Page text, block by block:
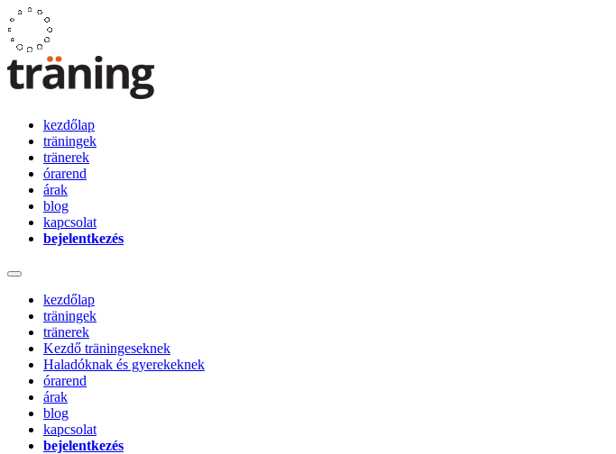
kezdőlap
träningek
tränerek
órarend
árak
blog
kapcsolat
bejelentkezés
kezdőlap
träningek
tränerek
Kezdő träningeseknek
Haladóknak és gyerekeknek
órarend
árak
blog
kapcsolat
bejelentkezés